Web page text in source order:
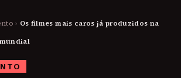
› Os filmes mais caros já produzidos na